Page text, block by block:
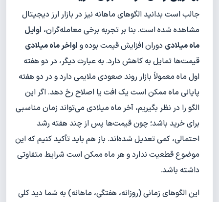
جالب است بدانید الگوهای ماهانه نیز در بازار ارز دیجیتال
مشاهده شده است. بنا بر تجربه برخی معامله‌گران، اوایل
ماه میلادی دوران افزایش قیمت بوده و اواخر ماه میلادی
قیمت‌ها تمایل به کاهش دارد. به عبارت دیگر، در دو هفته
اول ماه معمولاً بازار روند صعودی ملایمی دارد و در دو هفته
پایانی ماه ممکن است یک افت یا اصلاح رخ دهد. اگر این
الگو را در نظر بگیریم، آخر ماه میلادی می‌تواند زمان مناسبی
برای خرید باشد؛ چون قیمت‌ها پس از چند هفته رشد
احتمالی، کمی تعدیل شده‌اند. باز هم باید تأکید کنیم که این
موضوع قطعیت ندارد و هر ماه ممکن است شرایط متفاوتی
داشته باشد.
این الگوهای زمانی (روزانه، هفتگی، ماهانه) به شما دید کلی